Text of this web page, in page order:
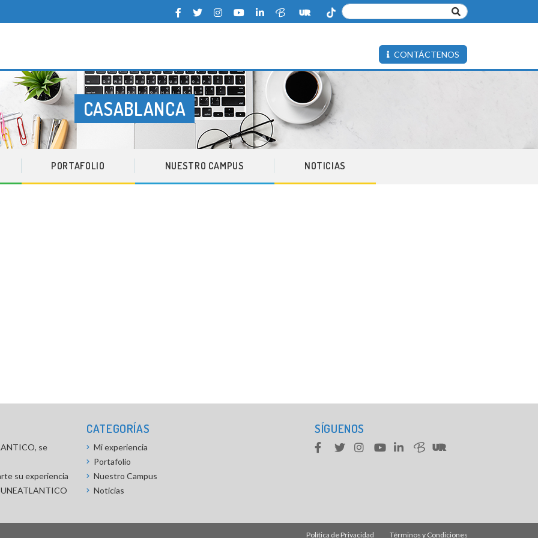
del Atlántico
CONTÁCTENOS
PORTAFOLIO NUESTRO CAMPUS NOTICIAS
ETIQUETA:
CASABLANCA
se
su experiencia
CATEGORÍAS
Mi experiencia
Portafolio
Nuestro Campus
Noticias
SÍGUENOS
Política de Privacidad Términos y Condiciones